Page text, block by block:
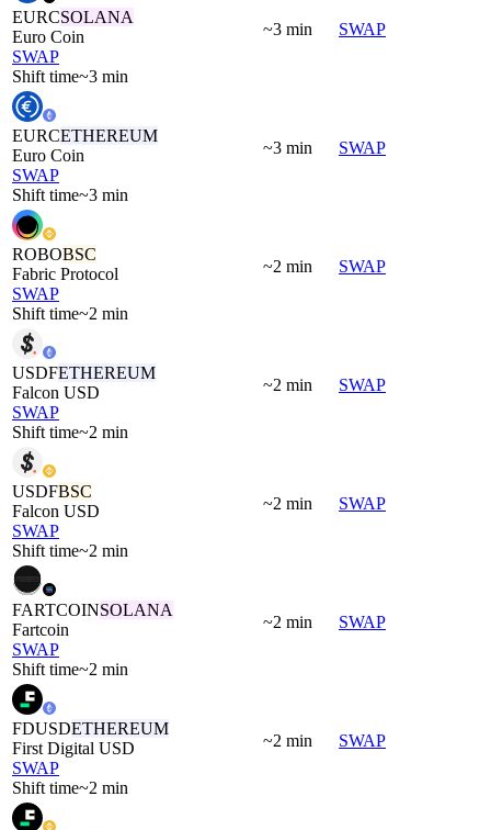
EURCSOLANA
Euro Coin
SWAP
Shift time~3 min
~3 min SWAP
EURCETHEREUM
Euro Coin
SWAP
Shift time~3 min
~3 min SWAP
ROBOBSC
Fabric Protocol
SWAP
Shift time~2 min
~2 min SWAP
USDFETHEREUM
Falcon USD
SWAP
Shift time~2 min
~2 min SWAP
USDFBSC
Falcon USD
SWAP
Shift time~2 min
~2 min SWAP
FARTCOINSOLANA
Fartcoin
SWAP
Shift time~2 min
~2 min SWAP
FDUSDETHEREUM
First Digital USD
SWAP
Shift time~2 min
~2 min SWAP